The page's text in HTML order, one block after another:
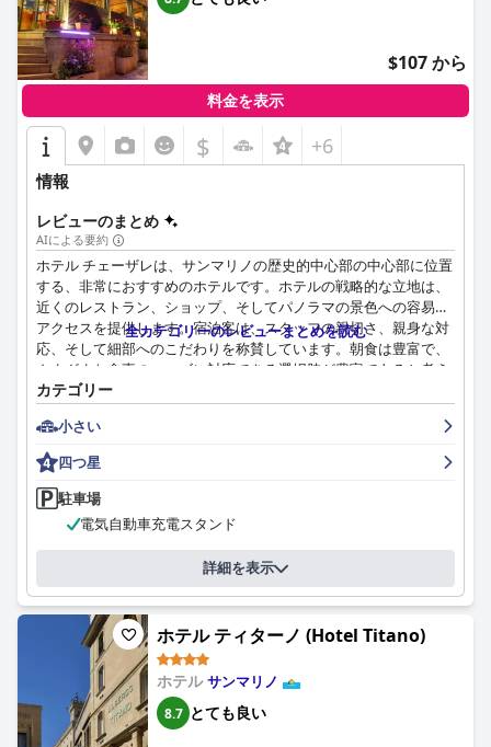
$107 から
料金を表示
$ +6
情報
レビューのまとめ
AIによる要約
ホテル チェーザレは、サンマリノの歴史的中心部の中心部に位置
する、非常におすすめのホテルです。ホテルの戦略的な立地は、
近くのレストラン、ショップ、そしてパノラマの景色への容易な
アクセスを提供します。宿泊客は、スタッフの親切さ、親身な対
応、そして細部へのこだわりを称賛しています。朝食は豊富で、
さまざまな食事のニーズに対応できる選択肢が豊富であると考え
られており、併設のレストランは素晴らしく、幅広い選択肢と高
品質の料理を提供しています。客室は一般的に、清潔で快適で、
素晴らしい景色と居心地の良いベッドがあると言われています。
一部の宿泊客は、客室が小さめで、改装が必要かもしれないと指
摘していますが、ホテルはその清潔さと行き届いたスタッフで高
く評価されています。全体として、ホテル チェーザレは、サンマ
リノでの思い出に残る滞在に理想的な場所です。
全カテゴリーのレビューまとめを読む
カテゴリー
小さい
四つ星
駐車場
電気自動車充電スタンド
詳細を表示
ホテル ティターノ (Hotel Titano)
ホテルサンマリノ
8.7 とても良い